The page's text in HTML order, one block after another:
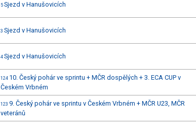
5 Sjezd v Hanušovicích
3 Sjezd v Hanušovicích
4 Sjezd v Hanušovicích
124 10. Český pohár ve sprintu + MČR dospělých + 3. ECA CUP v
Českém Vrbném
123 9. Český pohár ve sprintu v Českém Vrbném + MČR U23, MČR
veteránů